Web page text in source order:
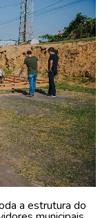
a estrutura do